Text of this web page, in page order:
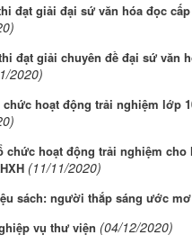
đạt giải đại sứ văn hóa đọc
đạt giải chuyên đề đại sứ văn
2020)
chức hoạt động trải nghiệm lớp
chức hoạt động trải nghiệm
(11/11/2020)
sách: người thắp sáng ước mơ
vụ thư viện (04/12/2020)